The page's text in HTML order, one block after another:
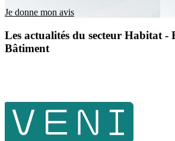
Je donne mon avis
Les actualités du secteur Habitat -
Bâtiment